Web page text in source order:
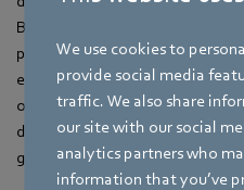
We use cookies to
provide social media
traffic. We also share
our site with our social
analytics partners who
information that you’ve
Benutzerfreundlichkeit und
passendes Konzept entworfen,
ermöglicht. Mithilfe eines
optimiert. Abschließend
das Ergebnis und prüften, ob
gewünschten Nutzen erfüllt.